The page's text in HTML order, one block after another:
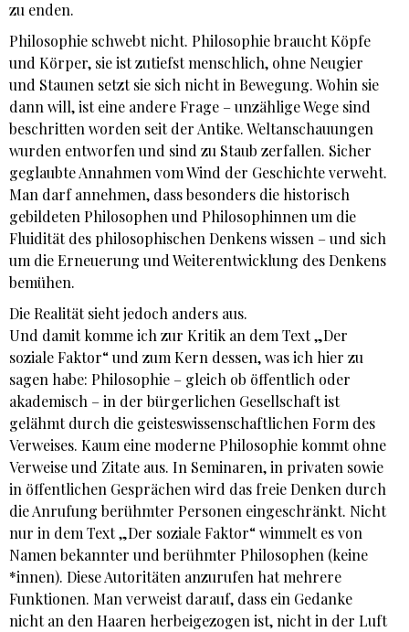
zu enden.
Philosophie schwebt nicht. Philosophie braucht Köpfe
und Körper, sie ist zutiefst menschlich, ohne Neugier
und Staunen setzt sie sich nicht in Bewegung. Wohin sie
dann will, ist eine andere Frage – unzählige Wege sind
beschritten worden seit der Antike. Weltanschauungen
wurden entworfen und sind zu Staub zerfallen. Sicher
geglaubte Annahmen vom Wind der Geschichte verweht.
Man darf annehmen, dass besonders die historisch
gebildeten Philosophen und Philosophinnen um die
Fluidität des philosophischen Denkens wissen – und sich
um die Erneuerung und Weiterentwicklung des Denkens
bemühen.
Die Realität sieht jedoch anders aus.
Und damit komme ich zur Kritik an dem Text „Der
soziale Faktor“ und zum Kern dessen, was ich hier zu
sagen habe: Philosophie – gleich ob öffentlich oder
akademisch – in der bürgerlichen Gesellschaft ist
gelähmt durch die geisteswissenschaftlichen Form des
Verweises. Kaum eine moderne Philosophie kommt ohne
Verweise und Zitate aus. In Seminaren, in privaten sowie
in öffentlichen Gesprächen wird das freie Denken durch
die Anrufung berühmter Personen eingeschränkt. Nicht
nur in dem Text „Der soziale Faktor“ wimmelt es von
Namen bekannter und berühmter Philosophen (keine
*innen). Diese Autoritäten anzurufen hat mehrere
Funktionen. Man verweist darauf, dass ein Gedanke
nicht an den Haaren herbeigezogen ist, nicht in der Luft